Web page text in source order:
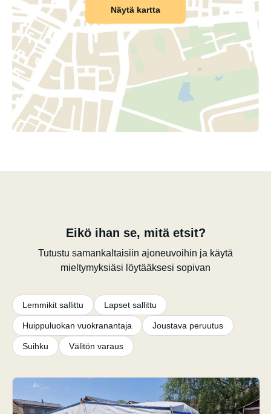
Näytä kartta
Eikö ihan se, mitä etsit?
Tutustu samankaltaisiin ajoneuvoihin ja käytä
mieltymyksiäsi löytääksesi sopivan
Lemmikit sallittu Lapset sallittu
Huippuluokan vuokranantaja Joustava peruutus
Suihku Välitön varaus